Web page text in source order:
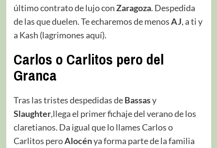
último contrato de lujo conZaragoza. Despedida
de las que duelen. Te echaremos de menosAJ, a ti y
a Kash (lagrimones aquí).
Carlos o Carlitos pero del
Granca
Tras las tristes despedidas deBassasy
Slaughter,llega el primer fichaje del verano de los
claretianos. Da igual que lo llames Carlos o
Carlitos peroAlocénya forma parte de la familia